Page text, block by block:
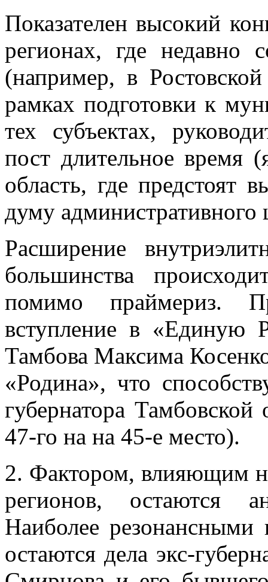
Показателен высокий
регионах, где недавно
(например, в
рамках подготовки к
тех субъектах,
пост длительное
область, где предстоят
думу административного
Расширение
большинства
помимо праймериз.
вступление в «Единую
Тамбова Максима
«Родина», что
губернатора
47-го на на 45-е место).
2. Фактором, влияющим
регионов, остаются
Наиболее резонансными
остаются дела экс-